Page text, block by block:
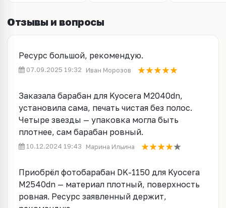
Отзывы и вопросы
Ресурс большой, рекомендую.
07.09.2025 19:32 Иван Морозов
Заказала барабан для Kyocera M2040dn,
установила сама, печать чистая без полос.
Четыре звезды — упаковка могла быть
плотнее, сам барабан ровный.
10.12.2024 19:43 Марина Ильина
Приобрёл фотобарабан DK-1150 для Kyocera
M2540dn — материал плотный, поверхность
ровная. Ресурс заявленный держит,